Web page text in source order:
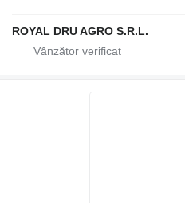
ROYAL DRU AGRO S.R.L.